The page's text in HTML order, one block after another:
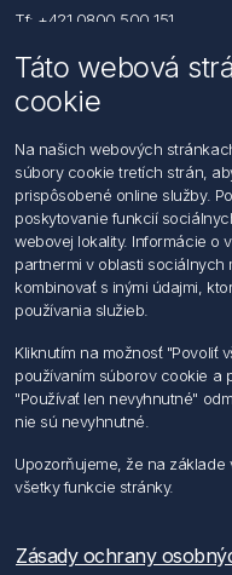
Tf: +421 0800 500 151
Email: office@foerch.sk
Kontaktujte nás
Informácie
Imprint
Vyhlásenie k ochrane
Všeobecné dodacie a
Obchodný zástupca
Môj účet
Môj účet
Objednávky
Adresy
Táto webová
cookie
Na našich webových
súbory cookie tretích strán,
prispôsobené online služby.
poskytovanie funkcií
webovej lokality. Informácie o
partnermi v oblasti sociálnych
kombinovať s inými údajmi,
používania služieb.
Kliknutím na možnosť "Povoliť
používaním súborov cookie a
"Používať len nevyhnutné"
nie sú nevyhnutné.
Upozorňujeme, že na
všetky funkcie stránky.
Zásady ochrany